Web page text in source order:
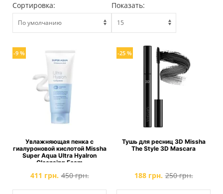
Сортировка: Показать:
-9 %
Увлажняющая пенка с
гиалуроновой кислотой Missha
Super Aqua Ultra Hyalron
Cleansing Foam
411 грн. 450 грн.
-25 %
Тушь для ресниц 3D Missha
The Style 3D Mascara
188 грн. 250 грн.